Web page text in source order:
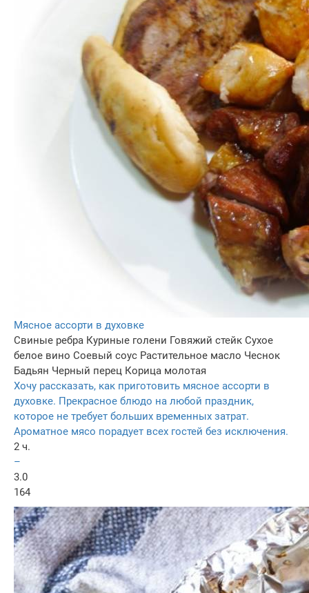
Мясное ассорти в духовке
Свиные ребра Куриные голени Говяжий стейк Сухое
белое вино Соевый соус Растительное масло Чеснок
Бадьян Черный перец Корица молотая
Хочу рассказать, как приготовить мясное ассорти в
духовке. Прекрасное блюдо на любой праздник,
которое не требует больших временных затрат.
Ароматное мясо порадует всех гостей без исключения.
2 ч.
–
3.0
164